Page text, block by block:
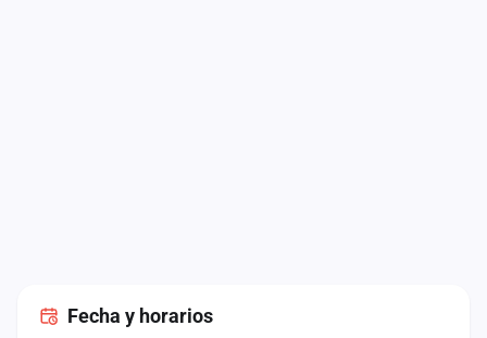
Fecha y horarios
Administración